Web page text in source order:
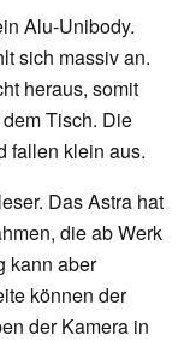
Alu-Unibody.
sich massiv an.
heraus, somit
Tisch. Die
fallen klein aus.
Das Astra hat
die ab Werk
kann aber
können der
der Kamera in